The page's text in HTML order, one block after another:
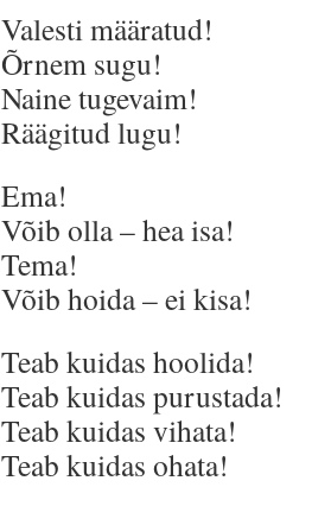
Valesti määratud!
Õrnem sugu!
Naine tugevaim!
Räägitud lugu!
Ema!
Võib olla – hea isa!
Tema!
Võib hoida – ei kisa!
Teab kuidas hoolida!
Teab kuidas purustada!
Teab kuidas vihata!
Teab kuidas ohata!